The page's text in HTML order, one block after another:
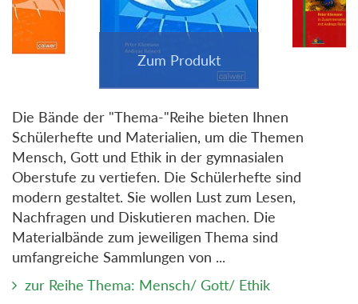
Die Bände der "Thema-"Reihe bieten Ihnen
Schülerhefte und Materialien, um die Themen
Mensch, Gott und Ethik in der gymnasialen
Oberstufe zu vertiefen. Die Schülerhefte sind
modern gestaltet. Sie wollen Lust zum Lesen,
Nachfragen und Diskutieren machen. Die
Materialbände zum jeweiligen Thema sind
umfangreiche Sammlungen von ...
zur Reihe Thema: Mensch/ Gott/ Ethik